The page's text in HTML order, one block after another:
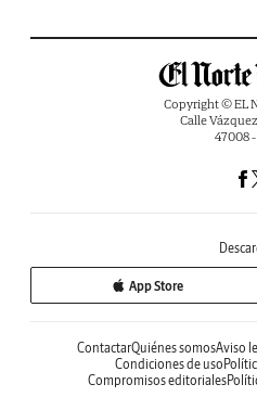
Copyright © EL
Calle
47008
App Store
ContactarQuiénes somosAviso
Condiciones de uso
Compromisos editoriales